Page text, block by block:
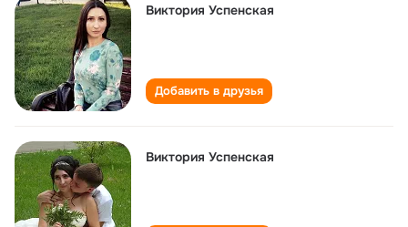
Виктория Успенская
Добавить в друзья
Виктория Успенская